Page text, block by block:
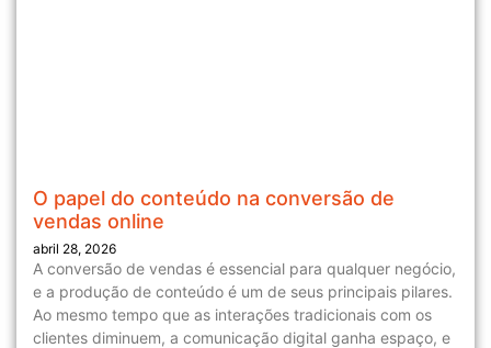
O papel do conteúdo na conversão de
vendas online
abril 28, 2026
A conversão de vendas é essencial para qualquer negócio,
e a produção de conteúdo é um de seus principais pilares.
Ao mesmo tempo que as interações tradicionais com os
clientes diminuem, a comunicação digital ganha espaço, e